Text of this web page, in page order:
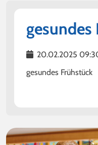
20.02.2025
gesundes Frühstück
Sport
Streitschlichtung